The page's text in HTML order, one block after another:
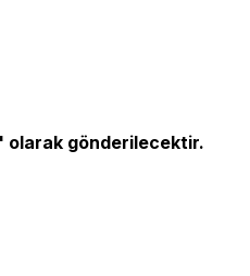
olarak gönderilecektir.